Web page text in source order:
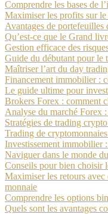
Comprendre les bases de
Maximiser les profits sur
Avantages de portefeuilles
Qu’est-ce que le Grand
Gestion efficace des
Guide du débutant pour le
Maîtriser l’art du day
Financement immobilier :
Le guide ultime pour
Brokers Forex : comment
Analyse du marché Forex
Stratégies de trading
Trading de
Investissement immobilier
Naviguer dans le monde
Conseils pour bien choisir
Maximiser les retours avec
monnaie
Comprendre les options
Quels sont les avantages